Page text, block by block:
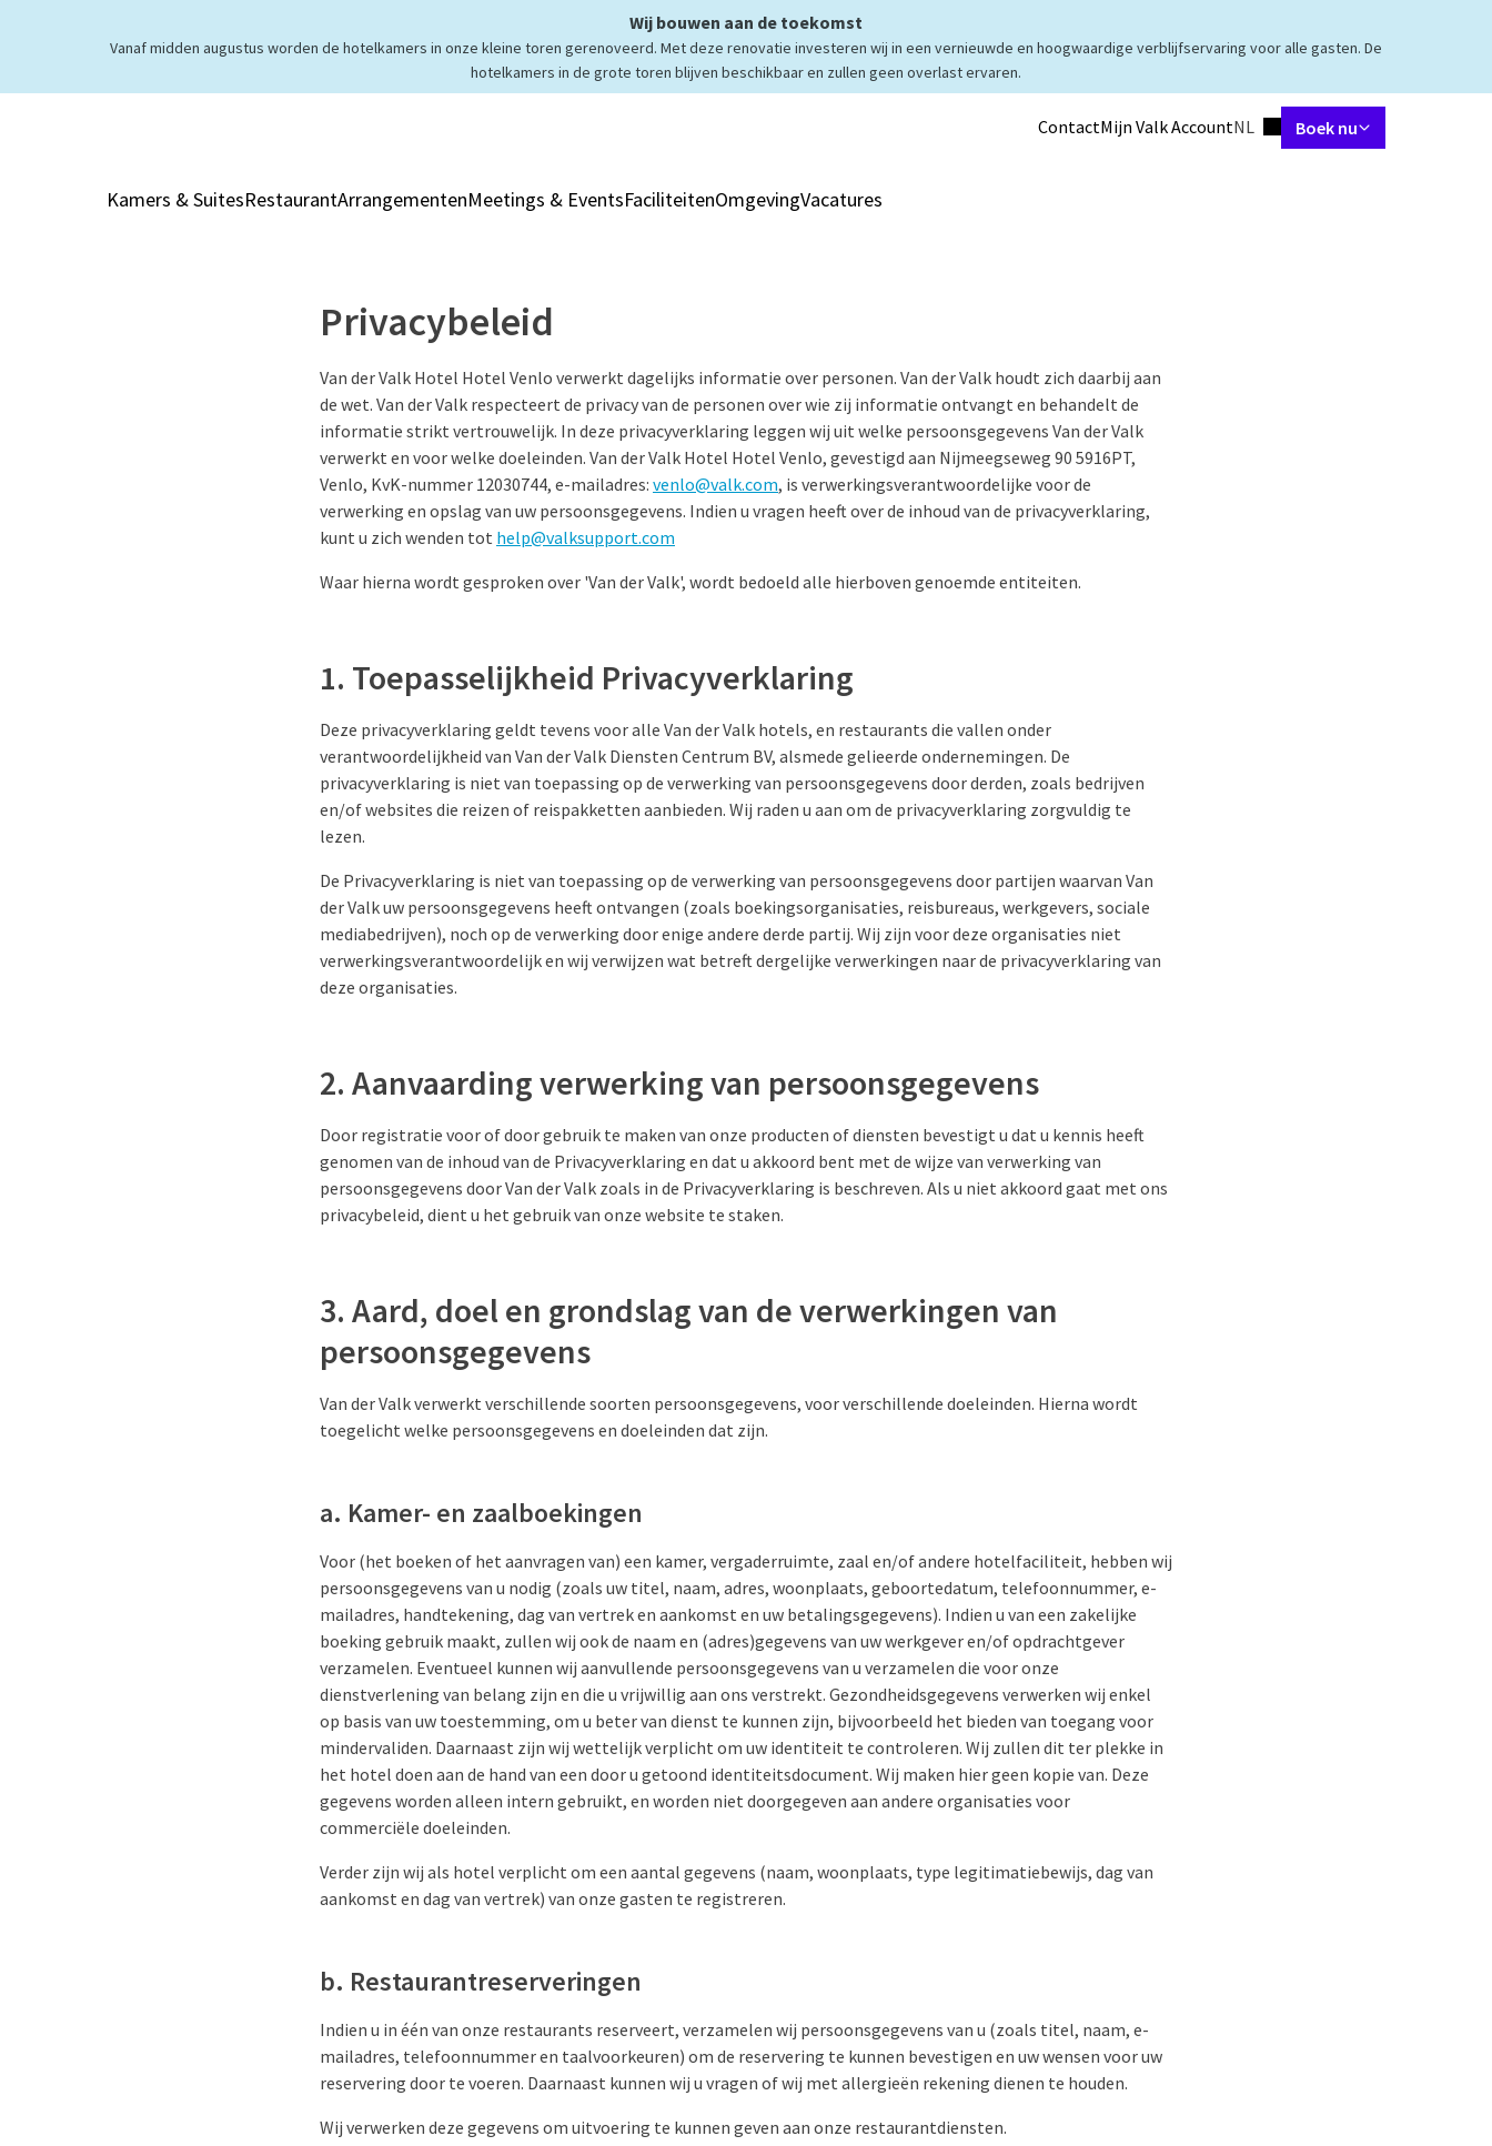
Wij bouwen aan de toekomst
Vanaf midden augustus worden de hotelkamers in onze kleine toren gerenoveerd. Met deze renovatie investeren wij in een vernieuwde en hoogwaardige verblijfservaring voor alle gasten. De
hotelkamers in de grote toren blijven beschikbaar en zullen geen overlast ervaren.
ContactMijn Valk AccountIngestelde taal
NL Boek nu
Kamers & SuitesRestaurantArrangementenMeetings & EventsFaciliteitenOmgevingVacatures
Privacybeleid
Van der Valk Hotel Hotel Venlo verwerkt dagelijks informatie over personen. Van der Valk houdt zich daarbij aan
de wet. Van der Valk respecteert de privacy van de personen over wie zij informatie ontvangt en behandelt de
informatie strikt vertrouwelijk. In deze privacyverklaring leggen wij uit welke persoonsgegevens Van der Valk
verwerkt en voor welke doeleinden. Van der Valk Hotel Hotel Venlo, gevestigd aan Nijmeegseweg 90 5916PT,
Venlo, KvK-nummer 12030744, e-mailadres: venlo@valk.com, is verwerkingsverantwoordelijke voor de
verwerking en opslag van uw persoonsgegevens. Indien u vragen heeft over de inhoud van de privacyverklaring,
kunt u zich wenden tot help@valksupport.com
Waar hierna wordt gesproken over 'Van der Valk', wordt bedoeld alle hierboven genoemde entiteiten.
1. Toepasselijkheid Privacyverklaring
Deze privacyverklaring geldt tevens voor alle Van der Valk hotels, en restaurants die vallen onder
verantwoordelijkheid van Van der Valk Diensten Centrum BV, alsmede gelieerde ondernemingen. De
privacyverklaring is niet van toepassing op de verwerking van persoonsgegevens door derden, zoals bedrijven
en/of websites die reizen of reispakketten aanbieden. Wij raden u aan om de privacyverklaring zorgvuldig te
lezen.
De Privacyverklaring is niet van toepassing op de verwerking van persoonsgegevens door partijen waarvan Van
der Valk uw persoonsgegevens heeft ontvangen (zoals boekingsorganisaties, reisbureaus, werkgevers, sociale
mediabedrijven), noch op de verwerking door enige andere derde partij. Wij zijn voor deze organisaties niet
verwerkingsverantwoordelijk en wij verwijzen wat betreft dergelijke verwerkingen naar de privacyverklaring van
deze organisaties.
2. Aanvaarding verwerking van persoonsgegevens
Door registratie voor of door gebruik te maken van onze producten of diensten bevestigt u dat u kennis heeft
genomen van de inhoud van de Privacyverklaring en dat u akkoord bent met de wijze van verwerking van
persoonsgegevens door Van der Valk zoals in de Privacyverklaring is beschreven. Als u niet akkoord gaat met ons
privacybeleid, dient u het gebruik van onze website te staken.
3. Aard, doel en grondslag van de verwerkingen van
persoonsgegevens
Van der Valk verwerkt verschillende soorten persoonsgegevens, voor verschillende doeleinden. Hierna wordt
toegelicht welke persoonsgegevens en doeleinden dat zijn.
a. Kamer- en zaalboekingen
Voor (het boeken of het aanvragen van) een kamer, vergaderruimte, zaal en/of andere hotelfaciliteit, hebben wij
persoonsgegevens van u nodig (zoals uw titel, naam, adres, woonplaats, geboortedatum, telefoonnummer, e-
mailadres, handtekening, dag van vertrek en aankomst en uw betalingsgegevens). Indien u van een zakelijke
boeking gebruik maakt, zullen wij ook de naam en (adres)gegevens van uw werkgever en/of opdrachtgever
verzamelen. Eventueel kunnen wij aanvullende persoonsgegevens van u verzamelen die voor onze
dienstverlening van belang zijn en die u vrijwillig aan ons verstrekt. Gezondheidsgegevens verwerken wij enkel
op basis van uw toestemming, om u beter van dienst te kunnen zijn, bijvoorbeeld het bieden van toegang voor
mindervaliden. Daarnaast zijn wij wettelijk verplicht om uw identiteit te controleren. Wij zullen dit ter plekke in
het hotel doen aan de hand van een door u getoond identiteitsdocument. Wij maken hier geen kopie van. Deze
gegevens worden alleen intern gebruikt, en worden niet doorgegeven aan andere organisaties voor
commerciële doeleinden.
Verder zijn wij als hotel verplicht om een aantal gegevens (naam, woonplaats, type legitimatiebewijs, dag van
aankomst en dag van vertrek) van onze gasten te registreren.
b. Restaurantreserveringen
Indien u in één van onze restaurants reserveert, verzamelen wij persoonsgegevens van u (zoals titel, naam, e-
mailadres, telefoonnummer en taalvoorkeuren) om de reservering te kunnen bevestigen en uw wensen voor uw
reservering door te voeren. Daarnaast kunnen wij u vragen of wij met allergieën rekening dienen te houden.
Wij verwerken deze gegevens om uitvoering te kunnen geven aan onze restaurantdiensten.